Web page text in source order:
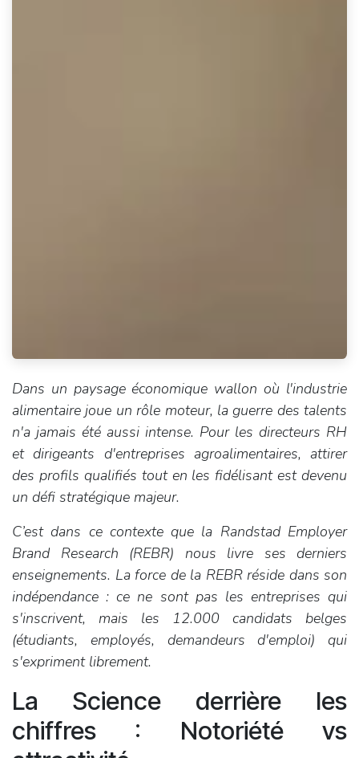
Dans un paysage économique wallon où l'industrie
alimentaire joue un rôle moteur, la guerre des talents
n'a jamais été aussi intense. Pour les directeurs RH
et dirigeants d'entreprises agroalimentaires, attirer
des profils qualifiés tout en les fidélisant est devenu
un défi stratégique majeur.
C’est dans ce contexte que la Randstad Employer
Brand Research (REBR) nous livre ses derniers
enseignements. La force de la REBR réside dans son
indépendance : ce ne sont pas les entreprises qui
s'inscrivent, mais les 12.000 candidats belges
(étudiants, employés, demandeurs d'emploi) qui
s'expriment librement.
La Science derrière les
chiffres : Notoriété vs